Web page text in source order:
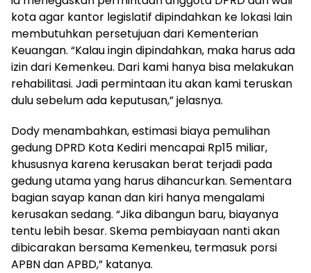
kota agar kantor legislatif dipindahkan ke lokasi lain
membutuhkan persetujuan dari Kementerian
Keuangan. “Kalau ingin dipindahkan, maka harus ada
izin dari Kemenkeu. Dari kami hanya bisa melakukan
rehabilitasi. Jadi permintaan itu akan kami teruskan
dulu sebelum ada keputusan,” jelasnya.
Dody menambahkan, estimasi biaya pemulihan
gedung DPRD Kota Kediri mencapai Rp15 miliar,
khususnya karena kerusakan berat terjadi pada
gedung utama yang harus dihancurkan. Sementara
bagian sayap kanan dan kiri hanya mengalami
kerusakan sedang. “Jika dibangun baru, biayanya
tentu lebih besar. Skema pembiayaan nanti akan
dibicarakan bersama Kemenkeu, termasuk porsi
APBN dan APBD,” katanya.